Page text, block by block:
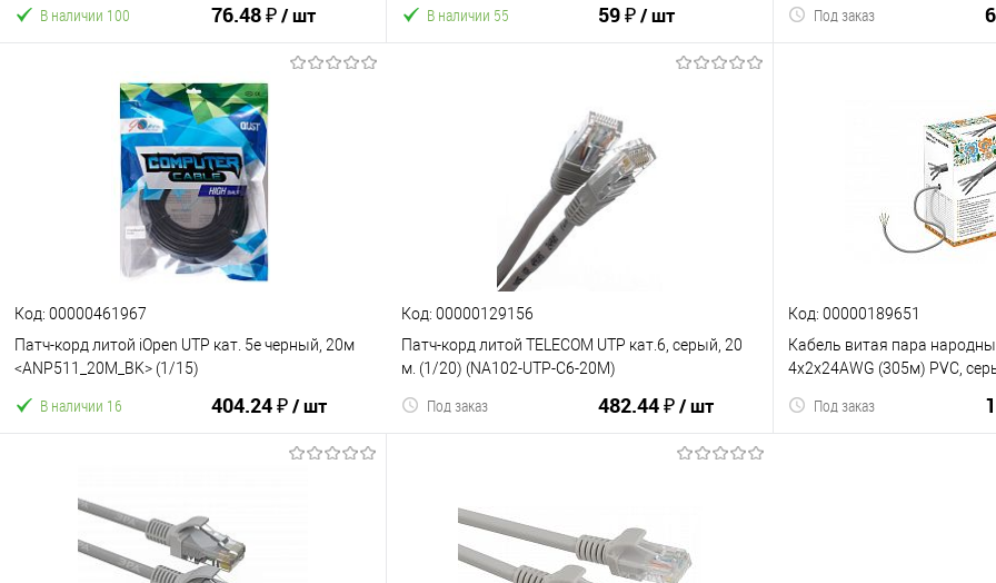
76.48 ₽/ шт
В наличии 100
В корзину
В избранное
59 ₽/ шт
В наличии 55
В корзину
Под заказ
В
К сравнению
Код: 00000461967
Патч-корд литой iOpen UTP кат. 5е черный, 20м
<ANP511_20M_BK> (1/15)
404.24 ₽/ шт
В наличии 16
В корзину
Код: 00000129156
Патч-корд литой TELECOM UTP кат.6, серый, 20
м. (1/20) (NA102-UTP-C6-20M)
482.44 ₽/ шт
Под заказ
Код: 00000189651
Кабель витая пара
4х2х24AWG (305м) PVC,
Под заказ